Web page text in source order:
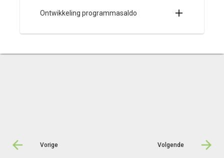
Ontwikkeling programmasaldo
Vorige Volgende